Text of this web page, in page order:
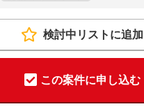
検討中リストに追加
この案件に申し込む